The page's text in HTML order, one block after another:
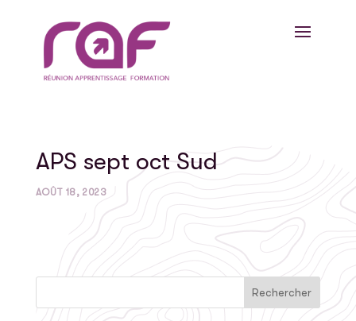
APS sept oct Sud
AOÛT 18, 2023